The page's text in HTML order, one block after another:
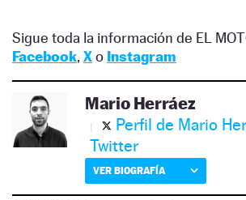
Sigue toda la información de EL
Facebook, Xo Instagram
Mario Herráez
Perfil de Mario
Twitter
VER BIOGRAFÍA